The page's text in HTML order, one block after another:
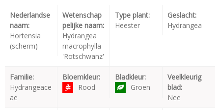
Nederlandse
naam:
Hortensia
(scherm)
Wetenschap
pelijke naam:
Hydrangea
macrophylla
'Rotschwanz'
Type plant:
Heester
Geslacht:
Hydrangea
Familie:
Hydrangeace
ae
Bloemkleur:
Rood
Bladkleur:
Groen
Veelkleurig
blad:
Nee